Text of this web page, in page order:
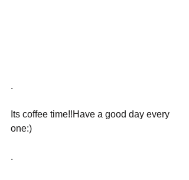
.
Its coffee time!!Have a good day every
one:)
.